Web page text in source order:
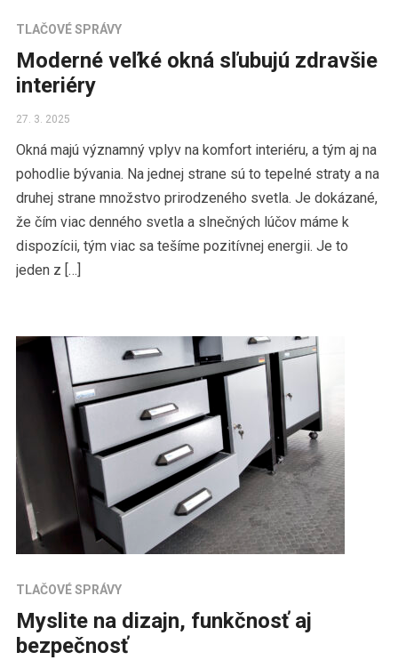
TLAČOVÉ SPRÁVY
Moderné veľké okná sľubujú zdravšie
interiéry
27. 3. 2025
Okná majú významný vplyv na komfort interiéru, a tým aj na
pohodlie bývania. Na jednej strane sú to tepelné straty a na
druhej strane množstvo prirodzeného svetla. Je dokázané,
že čím viac denného svetla a slnečných lúčov máme k
dispozícii, tým viac sa tešíme pozitívnej energii. Je to
jeden z […]
TLAČOVÉ SPRÁVY
Myslite na dizajn, funkčnosť aj
bezpečnosť